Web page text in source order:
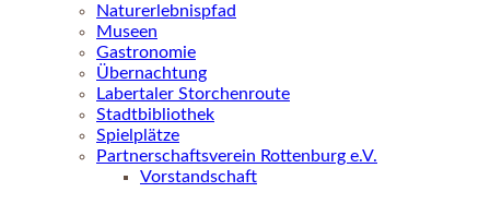
Naturerlebnispfad
Museen
Gastronomie
Übernachtung
Labertaler Storchenroute
Stadtbibliothek
Spielplätze
Partnerschaftsverein Rottenburg e.V.
Vorstandschaft